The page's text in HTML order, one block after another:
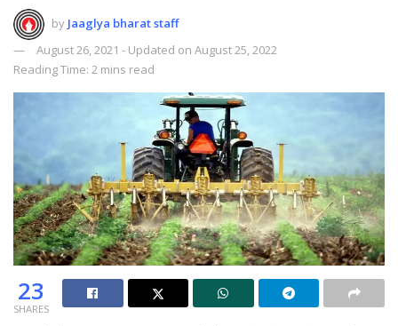
by Jaaglya bharat staff
August 26, 2021 - Updated on August 25, 2022
Reading Time: 2 mins read
23
SHARES